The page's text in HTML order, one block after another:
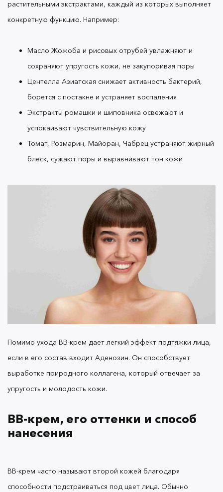
растительными экстрактами, каждый из которых выполняет
конкретную функцию. Например:
Масло Жожоба и рисовых отрубей увлажняют и
сохраняют упругость кожи, не закупоривая поры
Центелла Азиатская снижает активность бактерий,
борется с постакне и устраняет воспаления
Экстракты ромашки и шиповника освежают и
успокаивают чувствительную кожу
Томат, Розмарин, Майоран, Чабрец устраняют жирный
блеск, сужают поры и выравнивают тон кожи
Помимо ухода BB-крем дает легкий эффект подтяжки лица,
если в его состав входит Аденозин. Он способствует
выработке природного коллагена, который отвечает за
упругость и молодость кожи.
BB-крем, его оттенки и способ
нанесения
BB-крем часто называют второй кожей благодаря
способности подстраиваться под цвет лица. Обычно